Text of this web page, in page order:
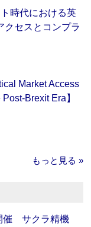
時代における英
クセスとコンプラ
Market Access
Brexit Era】
もっと見る »
催 サクラ精機